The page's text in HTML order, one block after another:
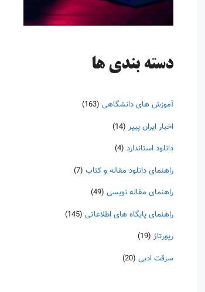
دسته‌ بندی ها
آموزش های دانشگاهی (163)
اخبار ایران پیپر (14)
دانلود استاندارد (4)
راهنمای دانلود مقاله و کتاب (7)
راهنمای مقاله نویسی (49)
راهنمای پایگاه های اطلاعاتی (145)
رپورتاژ (19)
سرقت ادبی (20)